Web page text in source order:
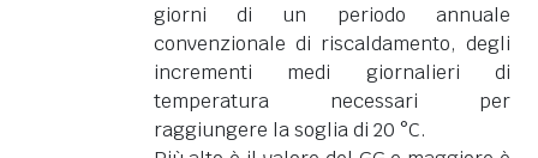
giorni di un periodo annuale
convenzionale di riscaldamento, degli
incrementi medi giornalieri di
temperatura necessari per
raggiungere la soglia di 20 °C.